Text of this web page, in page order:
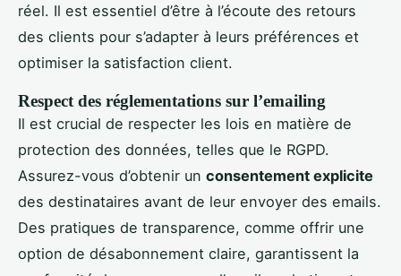
réel. Il est essentiel d’être à l’écoute des retours
des clients pour s’adapter à leurs préférences et
optimiser la satisfaction client.
Respect des réglementations sur l’emailing
Il est crucial de respecter les lois en matière de
protection des données, telles que le RGPD.
Assurez-vous d’obtenir un consentement explicite
des destinataires avant de leur envoyer des emails.
Des pratiques de transparence, comme offrir une
option de désabonnement claire, garantissent la